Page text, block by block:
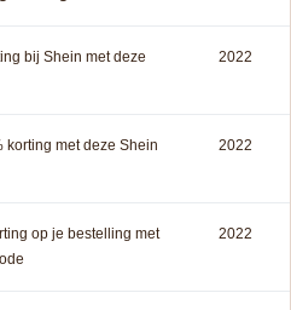
bij Shein met deze
2022
korting met deze Shein
2022
op je bestelling met
2022